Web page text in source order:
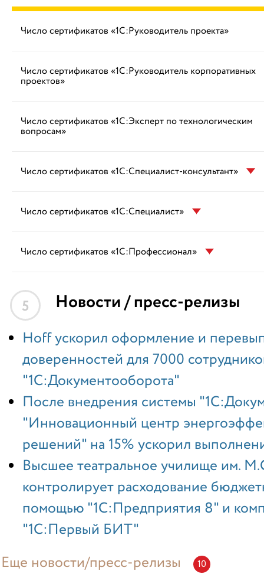
Число сертификатов «1С:Руководитель проекта»
Число сертификатов «1С:Руководитель корпоративных
проектов»
Число сертификатов «1С:Эксперт по технологическим
вопросам»
Число сертификатов «1С:Специалист-консультант»
Число сертификатов «1С:Специалист»
Число сертификатов «1С:Профессионал»
5 Новости / пресс-релизы
Hoff ускорил оформление и
доверенностей для 7000
"1С:Документооборота"
После внедрения системы
"Инновационный центр
решений" на 15% ускорил
Высшее театральное училище им.
контролирует расходование
помощью "1С:Предприятия 8" и
"1С:Первый БИТ"
Еще новости/пресс-релизы
10